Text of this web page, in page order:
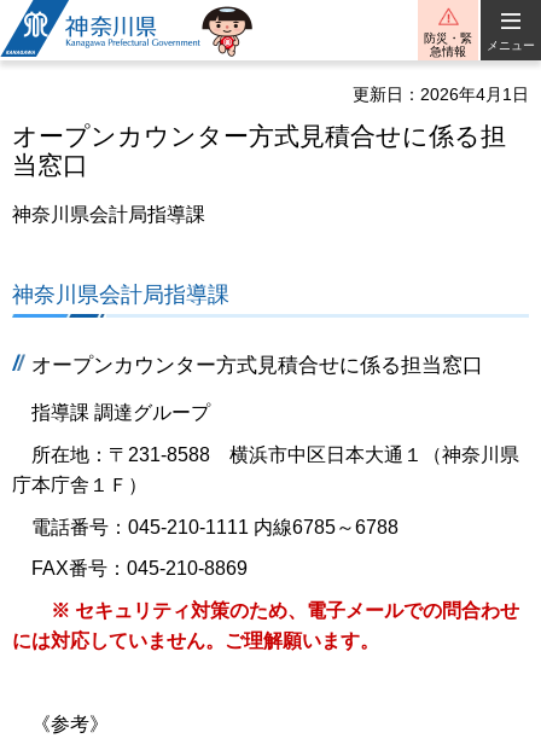
神奈川県
防災・緊
急情報
メニュー
更新日：2026年4月1日
オープンカウンター方式見積合せに係る担
当窓口
神奈川県会計局指導課
神奈川県会計局指導課
オープンカウンター方式見積合せに係る担当窓口
指導課 調達グループ
所在地：〒231-8588 横浜市中区日本大通１（神奈川県
庁本庁舎１Ｆ）
電話番号：045-210-1111 内線6785～6788
FAX番号：045-210-8869
※ セキュリティ対策のため、電子メールでの問合わせ
には対応していません。ご理解願います。
《参考》